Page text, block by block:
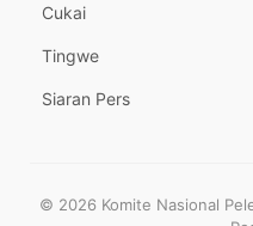
Cukai
Tingwe
Siaran Pers
© 2026 Komite Nasional